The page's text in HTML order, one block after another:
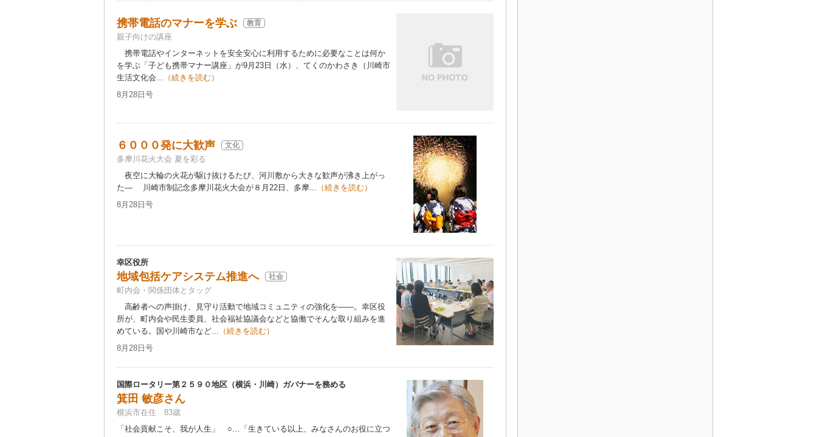
携帯電話のマナーを学ぶ 教育
親子向けの講座
携帯電話やインターネットを安全安心に利用するために必要なことは何か
を学ぶ「子ども携帯マナー講座」が9月23日（水）、てくのかわさき（川崎市
生活文化会... （続きを読む）
8月28日号
６０００発に大歓声 文化
多摩川花火大会 夏を彩る
夜空に大輪の火花が駆け抜けるたび、河川敷から大きな歓声が沸き上がっ
た― 川崎市制記念多摩川花火大会が８月22日、多摩... （続きを読む）
8月28日号
幸区役所
地域包括ケアシステム推進へ 社会
町内会・関係団体とタッグ
高齢者への声掛け、見守り活動で地域コミュニティの強化を――。幸区役
所が、町内会や民生委員、社会福祉協議会などと協働でそんな取り組みを進
めている。国や川崎市など... （続きを読む）
8月28日号
国際ロータリー第２５９０地区（横浜・川崎）ガバナーを務める
箕田 敏彦さん
横浜市在住 83歳
「社会貢献こそ、我が人生」 ○…「生きている以上、みなさんのお役に立つ